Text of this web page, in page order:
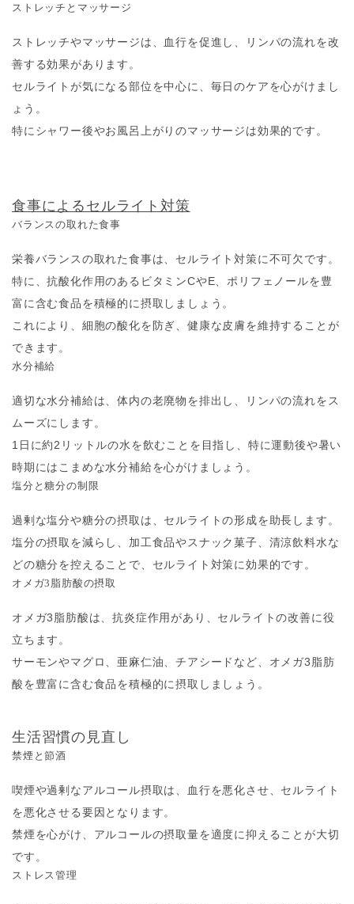
ストレッチとマッサージ
ストレッチやマッサージは、血行を促進し、リンパの流れを改
善する効果があります。
セルライトが気になる部位を中心に、毎日のケアを心がけまし
ょう。
特にシャワー後やお風呂上がりのマッサージは効果的です。
食事によるセルライト対策
バランスの取れた食事
栄養バランスの取れた食事は、セルライト対策に不可欠です。
特に、抗酸化作用のあるビタミンCやE、ポリフェノールを豊
富に含む食品を積極的に摂取しましょう。
これにより、細胞の酸化を防ぎ、健康な皮膚を維持することが
できます。
水分補給
適切な水分補給は、体内の老廃物を排出し、リンパの流れをス
ムーズにします。
1日に約2リットルの水を飲むことを目指し、特に運動後や暑い
時期にはこまめな水分補給を心がけましょう。
塩分と糖分の制限
過剰な塩分や糖分の摂取は、セルライトの形成を助長します。
塩分の摂取を減らし、加工食品やスナック菓子、清涼飲料水な
どの糖分を控えることで、セルライト対策に効果的です。
オメガ3脂肪酸の摂取
オメガ3脂肪酸は、抗炎症作用があり、セルライトの改善に役
立ちます。
サーモンやマグロ、亜麻仁油、チアシードなど、オメガ3脂肪
酸を豊富に含む食品を積極的に摂取しましょう。
生活習慣の見直し
禁煙と節酒
喫煙や過剰なアルコール摂取は、血行を悪化させ、セルライト
を悪化させる要因となります。
禁煙を心がけ、アルコールの摂取量を適度に抑えることが大切
です。
ストレス管理